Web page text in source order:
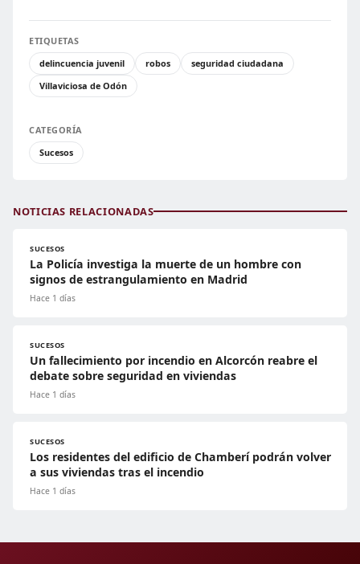
ETIQUETAS
delincuencia juvenil
robos
seguridad ciudadana
Villaviciosa de Odón
CATEGORÍA
Sucesos
NOTICIAS RELACIONADAS
SUCESOS
La Policía investiga la muerte de un hombre con
signos de estrangulamiento en Madrid
Hace 1 días
SUCESOS
Un fallecimiento por incendio en Alcorcón reabre el
debate sobre seguridad en viviendas
Hace 1 días
SUCESOS
Los residentes del edificio de Chamberí podrán volver
a sus viviendas tras el incendio
Hace 1 días